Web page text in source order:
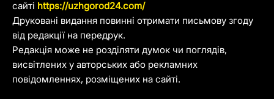
сайті https://uzhgorod24.com/
Друковані видання повинні отримати письмову згоду
від редакції на передрук.
Редакція може не розділяти думок чи поглядів,
висвітлених у авторських або рекламних
повідомленнях, розміщених на сайті.